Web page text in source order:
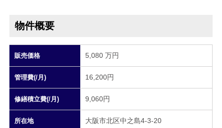
物件概要
販売価格 5,080 万円
管理費(/月) 16,200円
修繕積立費(/月) 9,060円
所在地 大阪市北区中之島4-3-20